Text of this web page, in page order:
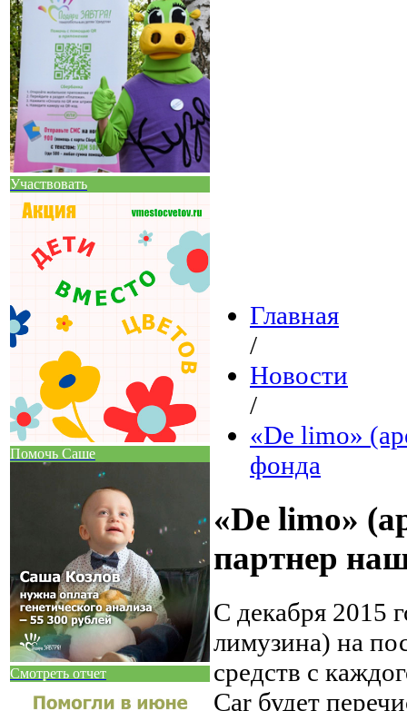
Участвовать
Помочь Саше
Смотреть отчет
Главная
/
Новости
/
«De limo»
фонда
«De limo»
партнер
С декабря 2015
лимузина) на
средств с
Car будет